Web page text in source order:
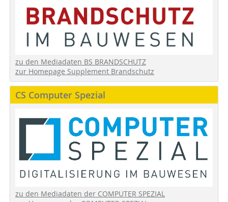
zu den Mediadaten BS BRANDSCHUTZ
zur Homepage Supplement Brandschutz
CS Computer Spezial
zu den Mediadaten der COMPUTER SPEZIAL